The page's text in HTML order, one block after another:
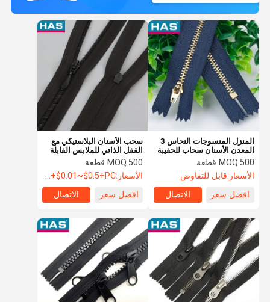
المنزل المنسوجات النحاس 3
المعدن الأسنان سحاب للحقيبة
الجينز اللباس مخصم سحاب
المنزلق
MOQ:500 قطعة
الأسعار:قابل للتفاوض
افضل سعر
الاتصال
سحب الأسنان البلاستيكي مع
القفل الذاتي للملابس القابلة
للتخصيص والتصميم الخفيف
MOQ:500 قطعة
الأسعار:USD+$0.01~$0.5+PC
افضل سعر
الاتصال